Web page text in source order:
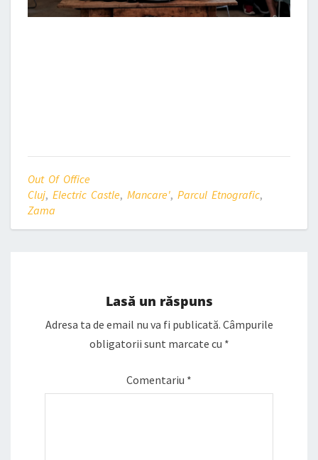
Out Of Office
Cluj, Electric Castle, Mancare', Parcul Etnografic,
Zama
Lasă un răspuns
Adresa ta de email nu va fi publicată. Câmpurile
obligatorii sunt marcate cu *
Comentariu *